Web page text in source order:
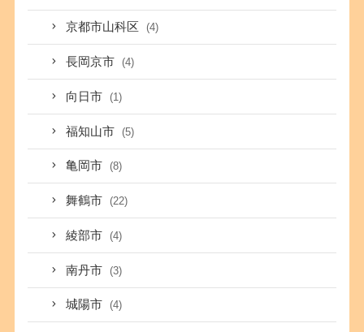
京都市山科区 (4)
長岡京市 (4)
向日市 (1)
福知山市 (5)
亀岡市 (8)
舞鶴市 (22)
綾部市 (4)
南丹市 (3)
城陽市 (4)